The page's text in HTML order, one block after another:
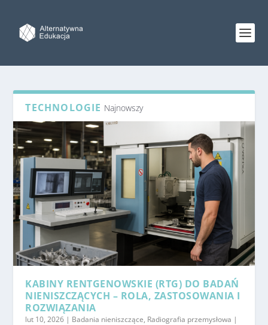
TECHNOLOGIE Najnowszy
KABINY RENTGENOWSKIE (RTG) DO BADAŃ
NIENISZCZĄCYCH – ROLA, ZASTOSOWANIA I
ROZWIĄZANIA
lut 10, 2026 | Badania nieniszczące, Radiografia przemysłowa |